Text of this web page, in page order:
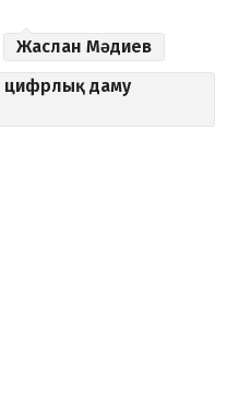
Жаслан Мәдиев
цифрлық даму